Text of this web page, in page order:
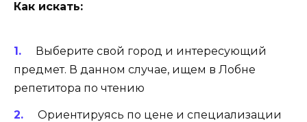
Как искать:
Выберите свой город и интересующий
предмет. В данном случае, ищем в Лобне
репетитора по чтению
Ориентируясь по цене и специализации